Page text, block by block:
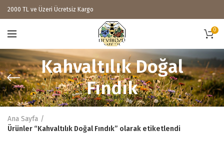
2000 TL ve Üzeri Ücretsiz Kargo
0
Kahvaltılık Doğal
Fındık
Ana Sayfa
Ürünler “Kahvaltılık Doğal Fındık” olarak etiketlendi